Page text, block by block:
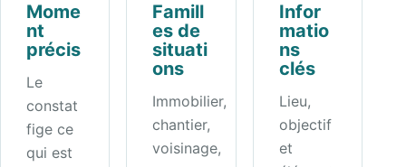
Mome
nt
précis
Le
constat
fige ce
qui est
Famill
es de
situati
ons
Immobilier,
chantier,
voisinage,
Infor
matio
ns
clés
Lieu,
objectif
et